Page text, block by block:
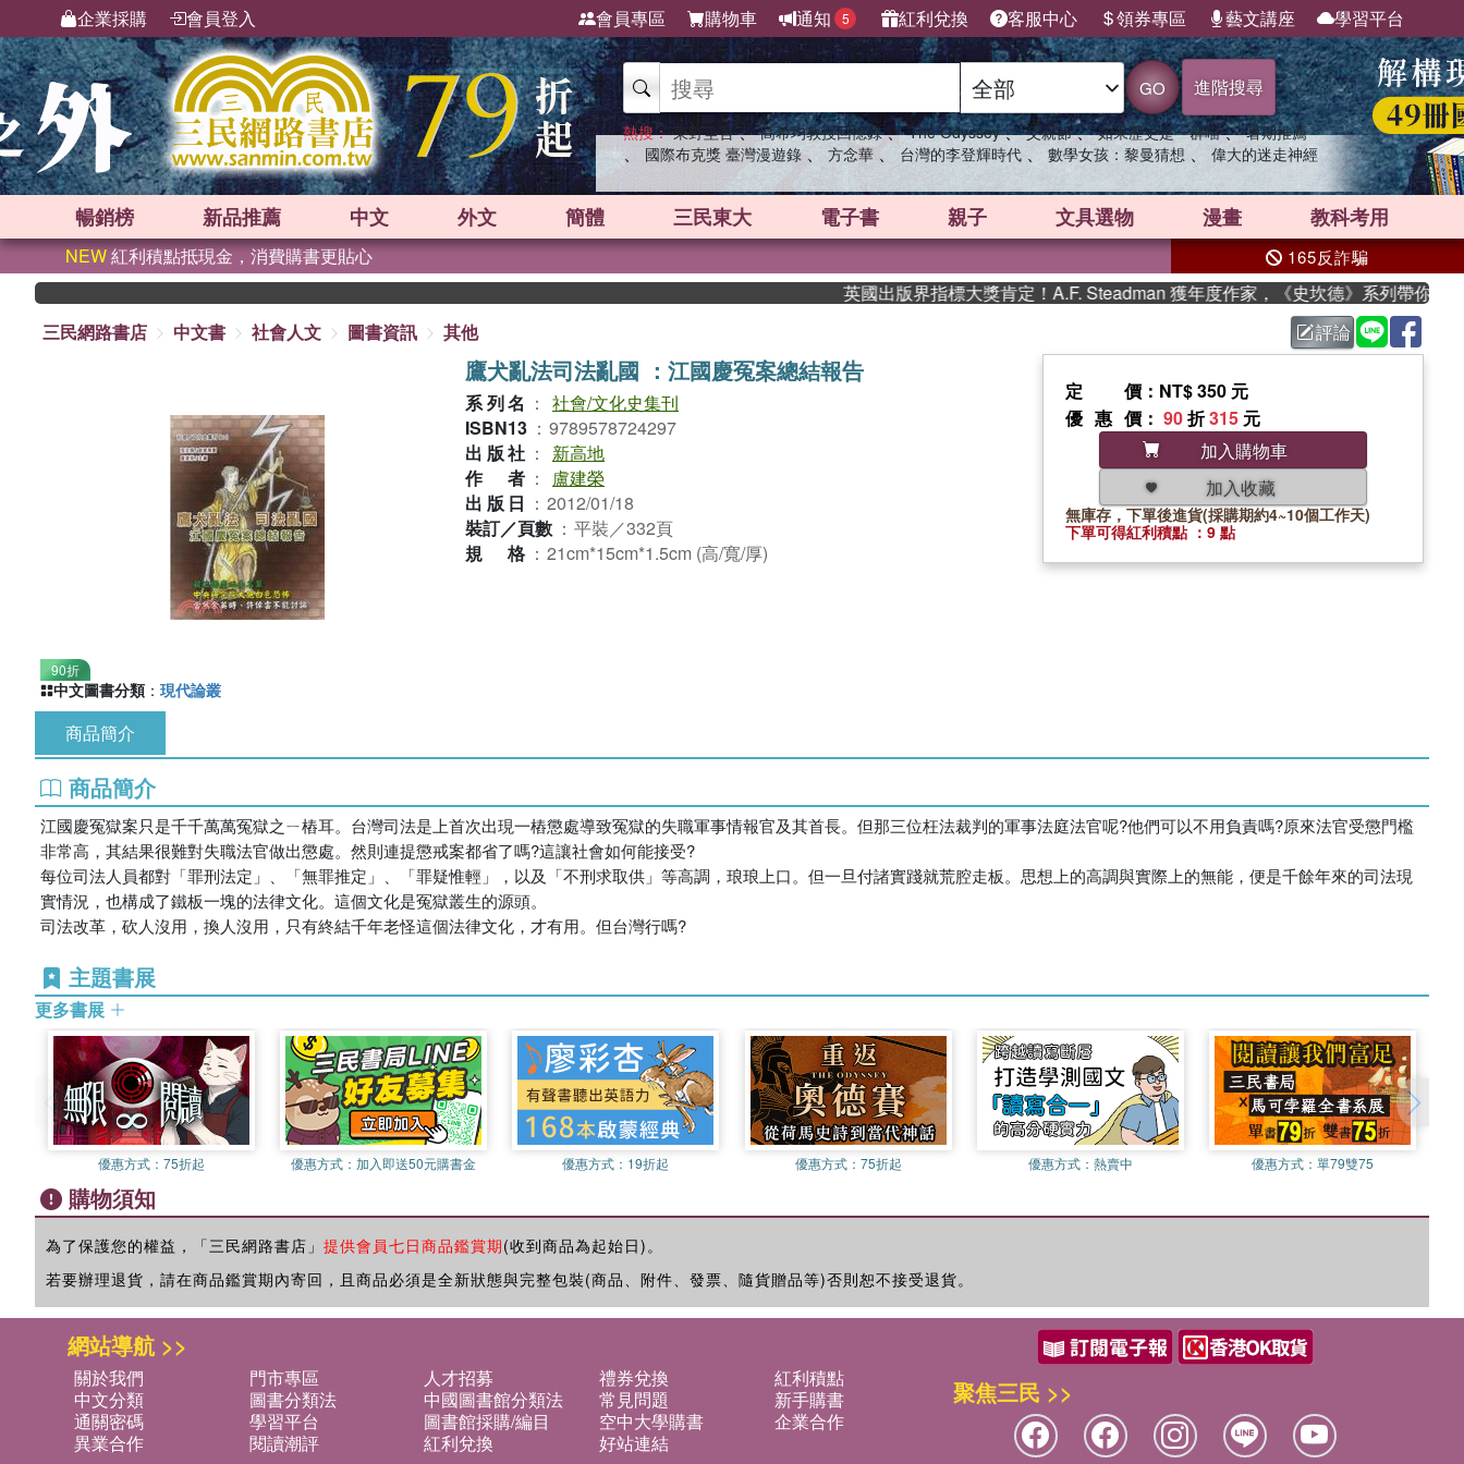
企業採購 會員登入 會員專區 購物車 通知 5 紅利兌換 客服中心 領券專區 藝文講座 學習平台
GO 進階搜尋
熱搜： 東野圭吾 、 高希均教授回憶錄 、 The Odyssey 、 父親節 、 如果歷史是一群喵 、 暑期推薦
、 國際布克獎 臺灣漫遊錄 、 方念華 、 台灣的李登輝時代 、 數學女孩：黎曼猜想 、 偉大的迷走神經
暢銷榜 新品推薦 中文 外文 簡體 三民東大 電子書 親子 文具選物 漫畫 教科考用
NEW紅利積點抵現金，消費購書更貼心 165反詐騙
英國出版界指標大獎肯定！A.F. Steadman 獲年度作家，《史坎德》系列帶你踏上熱
三民網路書店
中文書 社會人文 圖書資訊 其他 評論
90折
鷹犬亂法司法亂國 ：江國慶冤案總結報告
系列名 ： 社會/文化史集刊
ISBN13 ： 9789578724297
出版社 ：
新高地
作者 ：
盧建榮
出版日 ： 2012/01/18
裝訂／頁數 ： 平裝／332頁
規格 ： 21cm*15cm*1.5cm (高/寬/厚)
定價 ：NT$ 350 元
優惠價 ： 90折315 元
加入購物車
加入收藏
無庫存，下單後進貨(採購期約4~10個工作天)
下單可得紅利積點 ：9 點
中文圖書分類 ： 現代論叢
商品簡介
商品簡介
江國慶冤獄案只是千千萬萬冤獄之ㄧ樁耳。台灣司法是上首次出現一樁懲處導致冤獄的失職軍事情報官及其首長。但那三位枉法裁判的軍事法庭法官呢?他們可以不用負責嗎?原來法官受懲門檻
非常高，其結果很難對失職法官做出懲處。然則連提懲戒案都省了嗎?這讓社會如何能接受?
每位司法人員都對「罪刑法定」、「無罪推定」、「罪疑惟輕」，以及「不刑求取供」等高調，琅琅上口。但一旦付諸實踐就荒腔走板。思想上的高調與實際上的無能，便是千餘年來的司法現
實情況，也構成了鐵板一塊的法律文化。這個文化是冤獄叢生的源頭。
司法改革，砍人沒用，換人沒用，只有終結千年老怪這個法律文化，才有用。但台灣行嗎?
主題書展
更多書展
優惠方式： 75折起 優惠方式： 加入即送50元購書金 優惠方式： 19折起 優惠方式： 75折起 優惠方式： 熱賣中 優惠方式：單79雙75
購物須知
為了保護您的權益，「三民網路書店」 提供會員七日商品鑑賞期(收到商品為起始日)。
若要辦理退貨，請在商品鑑賞期內寄回，且商品必須是全新狀態與完整包裝(商品、附件、發票、隨貨贈品等)否則恕不接受退貨。
網站導航 >>
關於我們 門市專區 人才招募 禮券兌換
紅利積點
中文分類
圖書分類法 中國圖書館分類法 常見問題
新手購書
通關密碼
學習平台 圖書館採購/編目 空中大學購書
企業合作
異業合作
閱讀潮評 紅利兌換 好站連結
聚焦三民 >>